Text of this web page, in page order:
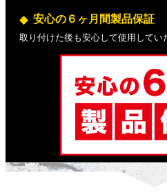
安心の６ヶ月間製品保証
取り付けた後も安心して使用してい